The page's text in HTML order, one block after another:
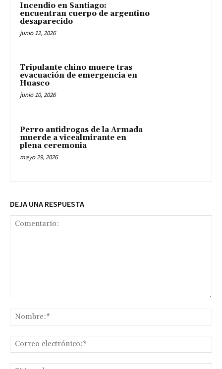
Incendio en Santiago:
encuentran cuerpo de argentino
desaparecido
junio 12, 2026
Tripulante chino muere tras
evacuación de emergencia en
Huasco
junio 10, 2026
Perro antidrogas de la Armada
muerde a vicealmirante en
plena ceremonia
mayo 29, 2026
DEJA UNA RESPUESTA